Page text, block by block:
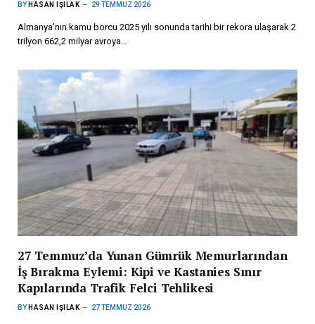
BY HASAN IŞILAK 29 TEMMUZ 2026
Almanya’nın kamu borcu 2025 yılı sonunda tarihi bir rekora ulaşarak 2
trilyon 662,2 milyar avroya…
27 Temmuz’da Yunan Gümrük Memurlarından
İş Bırakma Eylemi: Kipi ve Kastanies Sınır
Kapılarında Trafik Felci Tehlikesi
BY HASAN IŞILAK 27 TEMMUZ 2026